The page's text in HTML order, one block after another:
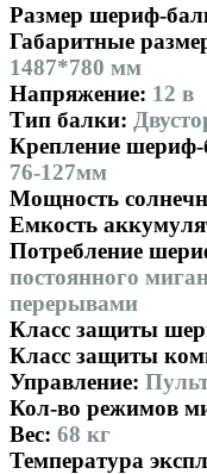
Размер шериф-
Габаритные
1487*780 мм
Напряжение: 12 в
Тип балки:
Крепление
76-127мм
Мощность
Емкость
Потребление
постоянного
перерывами
Класс защиты
Класс защиты
Управление:
Кол-во режимов
Вес: 68 кг
Температура